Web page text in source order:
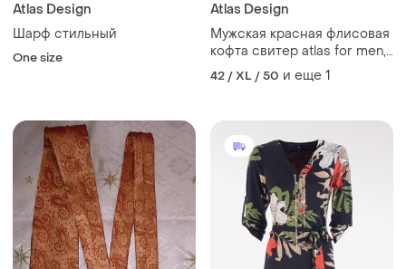
Atlas Design
Шарф стильный
One size
Atlas Design
Мужская красная флисовая
кофта свитер atlas for men,
xl франция
42 / XL / 50 и еще 1